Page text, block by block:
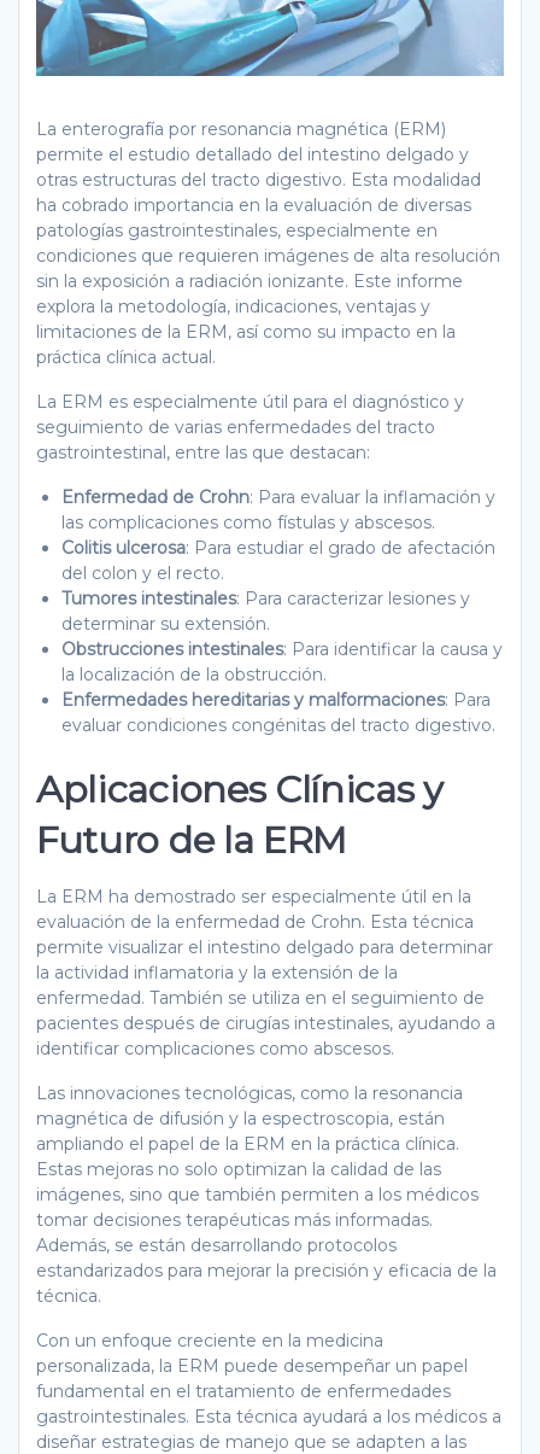
La enterografía por resonancia magnética (ERM)
permite el estudio detallado del intestino delgado y
otras estructuras del tracto digestivo. Esta modalidad
ha cobrado importancia en la evaluación de diversas
patologías gastrointestinales, especialmente en
condiciones que requieren imágenes de alta resolución
sin la exposición a radiación ionizante. Este informe
explora la metodología, indicaciones, ventajas y
limitaciones de la ERM, así como su impacto en la
práctica clínica actual.
La ERM es especialmente útil para el diagnóstico y
seguimiento de varias enfermedades del tracto
gastrointestinal, entre las que destacan:
Enfermedad de Crohn: Para evaluar la inflamación y
las complicaciones como fístulas y abscesos.
Colitis ulcerosa: Para estudiar el grado de afectación
del colon y el recto.
Tumores intestinales: Para caracterizar lesiones y
determinar su extensión.
Obstrucciones intestinales: Para identificar la causa y
la localización de la obstrucción.
Enfermedades hereditarias y malformaciones: Para
evaluar condiciones congénitas del tracto digestivo.
Aplicaciones Clínicas y
Futuro de la ERM
La ERM ha demostrado ser especialmente útil en la
evaluación de la enfermedad de Crohn. Esta técnica
permite visualizar el intestino delgado para determinar
la actividad inflamatoria y la extensión de la
enfermedad. También se utiliza en el seguimiento de
pacientes después de cirugías intestinales, ayudando a
identificar complicaciones como abscesos.
Las innovaciones tecnológicas, como la resonancia
magnética de difusión y la espectroscopia, están
ampliando el papel de la ERM en la práctica clínica.
Estas mejoras no solo optimizan la calidad de las
imágenes, sino que también permiten a los médicos
tomar decisiones terapéuticas más informadas.
Además, se están desarrollando protocolos
estandarizados para mejorar la precisión y eficacia de la
técnica.
Con un enfoque creciente en la medicina
personalizada, la ERM puede desempeñar un papel
fundamental en el tratamiento de enfermedades
gastrointestinales. Esta técnica ayudará a los médicos a
diseñar estrategias de manejo que se adapten a las